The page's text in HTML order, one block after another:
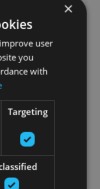
ONE SIZE
×
user
you
with
Targeting